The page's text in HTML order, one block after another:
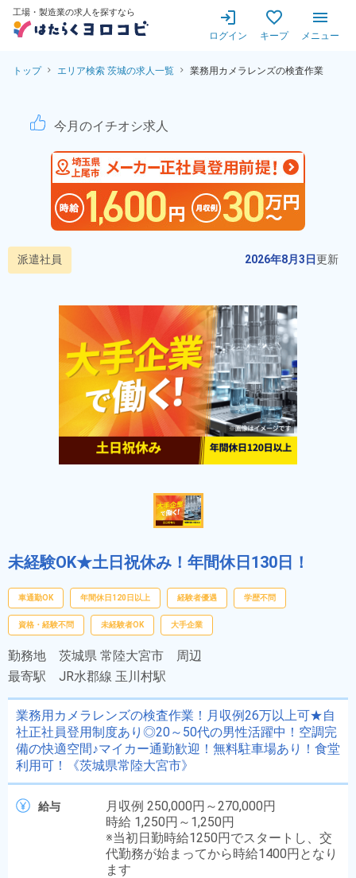
工場・製造業の求人を探すなら
ログイン キープ メニュー
トップ エリア検索 茨城の求人一覧 業務用カメラレンズの検査作業
業務用カメラレンズの検査
今月のイチオシ求人
派遣社員 2026年8月3日更新
未経験OK★土日祝休み！年間休日130日！
車通勤OK 年間休日120日以上 経験者優遇 学歴不問
資格・経験不問 未経験者OK 大手企業
勤務地 茨城県 常陸大宮市 周辺
最寄駅 JR水郡線 玉川村駅
業務用カメラレンズの検査作業！月収例26万以上可★自
社正社員登用制度あり◎20～50代の男性活躍中！空調完
備の快適空間♪マイカー通勤歓迎！無料駐車場あり！食堂
利用可！《茨城県常陸大宮市》
給与
月収例 250,000円～270,000円
時給 1,250円～1,250円
※当初日勤時給1250円でスタートし、交
代勤務が始まってから時給1400円となり
ます